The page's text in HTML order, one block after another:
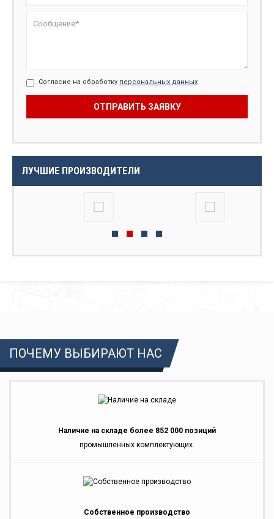
Согласие на обработку персональных данных
ЛУЧШИЕ ПРОИЗВОДИТЕЛИ
ПОЧЕМУ ВЫБИРАЮТ НАС
Наличие на складе более 852 000 позиций
промышленных комплектующих.
Собственное производство